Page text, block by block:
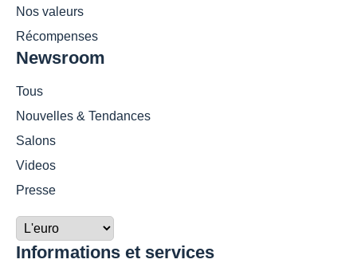
Nos valeurs
Récompenses
Newsroom
Tous
Nouvelles & Tendances
Salons
Videos
Presse
Informations et services